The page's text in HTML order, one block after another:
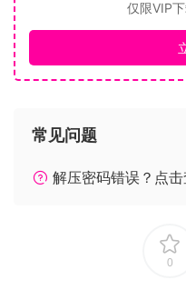
丰富，否则这也没有那也没
举办特殊活动以吸引有着特
早上入场，全天消费。
雇佣乐队来吸引更多顾客到
您将从零开始打造一座完美
仅限VIP
常见问题
解压密码错误？点击
0